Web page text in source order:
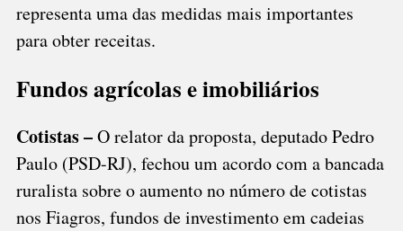
representa uma das medidas mais importantes
para obter receitas.
Fundos agrícolas e imobiliários
Cotistas –O relator da proposta, deputado Pedro
Paulo (PSD-RJ), fechou um acordo com a bancada
ruralista sobre o aumento no número de cotistas
nos Fiagros, fundos de investimento em cadeias